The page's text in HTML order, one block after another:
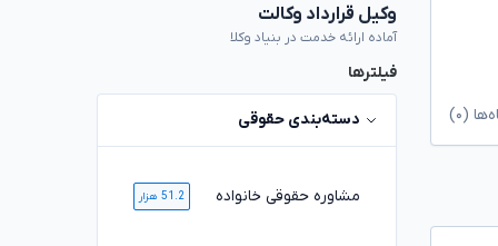
(۰)
وکیل قرارداد وکالت
آماده ارائه خدمت در بنیاد وکلا
فیلترها
دسته‌بندی حقوقی
مشاوره حقوقی خانواده 51.2 هزار